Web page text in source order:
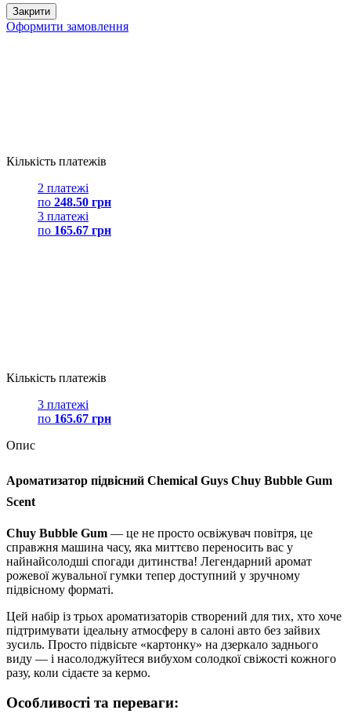
Закрити
Оформити замовлення
Кількість платежів
2 платежі
по 248.50 грн
3 платежі
по 165.67 грн
Кількість платежів
3 платежі
по 165.67 грн
Опис
Ароматизатор підвісний Chemical Guys Chuy Bubble Gum
Scent
Chuy Bubble Gum — це не просто освіжувач повітря, це
справжня машина часу, яка миттєво переносить вас у
найнайсолодші спогади дитинства! Легендарний аромат
рожевої жувальної гумки тепер доступний у зручному
підвісному форматі.
Цей набір із трьох ароматизаторів створений для тих, хто хоче
підтримувати ідеальну атмосферу в салоні авто без зайвих
зусиль. Просто підвісьте «картонку» на дзеркало заднього
виду — і насолоджуйтеся вибухом солодкої свіжості кожного
разу, коли сідаєте за кермо.
Особливості та переваги: